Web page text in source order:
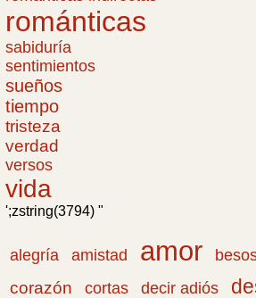
románticas
sabiduría
sentimientos
sueños
tiempo
tristeza
verdad
versos
vida
';zstring(3794) "
alegría amistad amor
corazón
cortas decir adiós